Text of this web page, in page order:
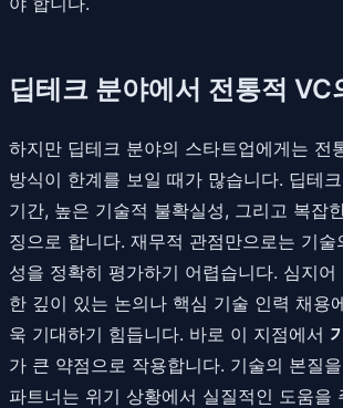
딥테크 분야에서 전통적 VC
하지만 딥테크 분야의 스타트업에게는 전
방식이 한계를 보일 때가 많습니다. 딥테
기간, 높은 기술적 불확실성, 그리고 복잡
징으로 합니다. 재무적 관점만으로는 기
성을 정확히 평가하기 어렵습니다. 심지어
한 깊이 있는 논의나 핵심 기술 인력 채용
욱 기대하기 힘듭니다. 바로 이 지점에서
가 큰 약점으로 작용합니다. 기술의 본질
파트너는 위기 상황에서 실질적인 도움을